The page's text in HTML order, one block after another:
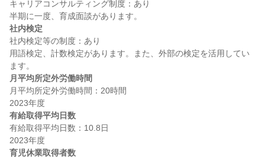
キャリアコンサルティング制度：あり
社内検定
社内検定等の制度：あり
用語検定、計数検定があります。また、外部の検定を活用してい
月平均所定外労働時間
月平均所定外労働時間：20時間
有給取得平均日数
有給取得平均日数：10.8日
育児休業取得者数